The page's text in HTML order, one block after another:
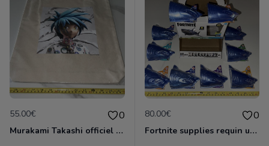
55.00€ 0
Murakami Takashi officiel Kaikai kiki clone x tote bag rtfkt sac Japon DNA flower Nike
80.00€ 0
Fortnite supplies requin upgrade shark 10 boites + présentoir pack accessoires figurine NEUF epic game